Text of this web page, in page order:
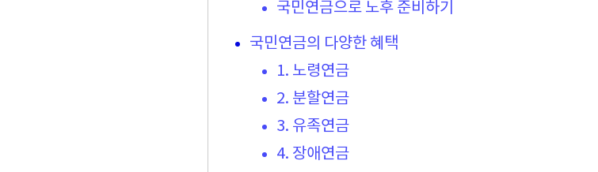
국민연금으로 노후 준비하기
국민연금의 다양한 혜택
1. 노령연금
2. 분할연금
3. 유족연금
4. 장애연금